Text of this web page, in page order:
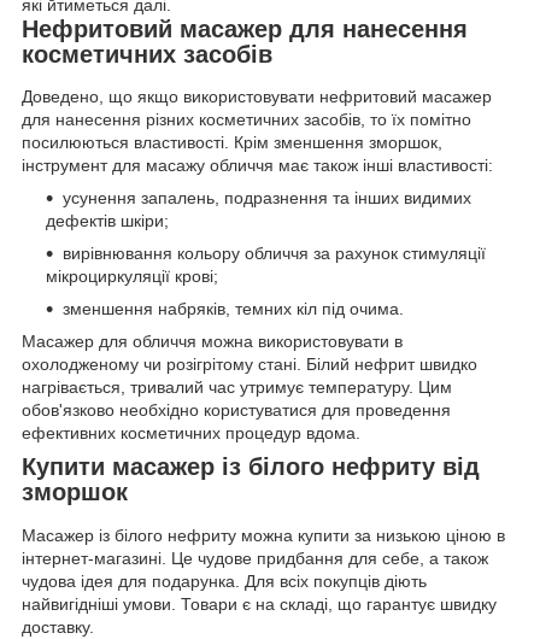
які йтиметься далі.
Нефритовий масажер для нанесення
косметичних засобів
Доведено, що якщо використовувати нефритовий масажер
для нанесення різних косметичних засобів, то їх помітно
посилюються властивості. Крім зменшення зморшок,
інструмент для масажу обличчя має також інші властивості:
усунення запалень, подразнення та інших видимих ​​
дефектів шкіри;
вирівнювання кольору обличчя за рахунок стимуляції
мікроциркуляції крові;
зменшення набряків, темних кіл під очима.
Масажер для обличчя можна використовувати в
охолодженому чи розігрітому стані. Білий нефрит швидко
нагрівається, тривалий час утримує температуру. Цим
обов'язково необхідно користуватися для проведення
ефективних косметичних процедур вдома.
Купити масажер із білого нефриту від
зморшок
Масажер із білого нефриту можна купити за низькою ціною в
інтернет-магазині. Це чудове придбання для себе, а також
чудова ідея для подарунка. Для всіх покупців діють
найвигідніші умови. Товари є на складі, що гарантує швидку
доставку.